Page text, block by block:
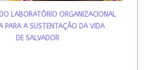
LABORATÓRIO ORGANIZACIONAL
PARA A SUSTENTAÇÃO DA VIDA
DE SALVADOR